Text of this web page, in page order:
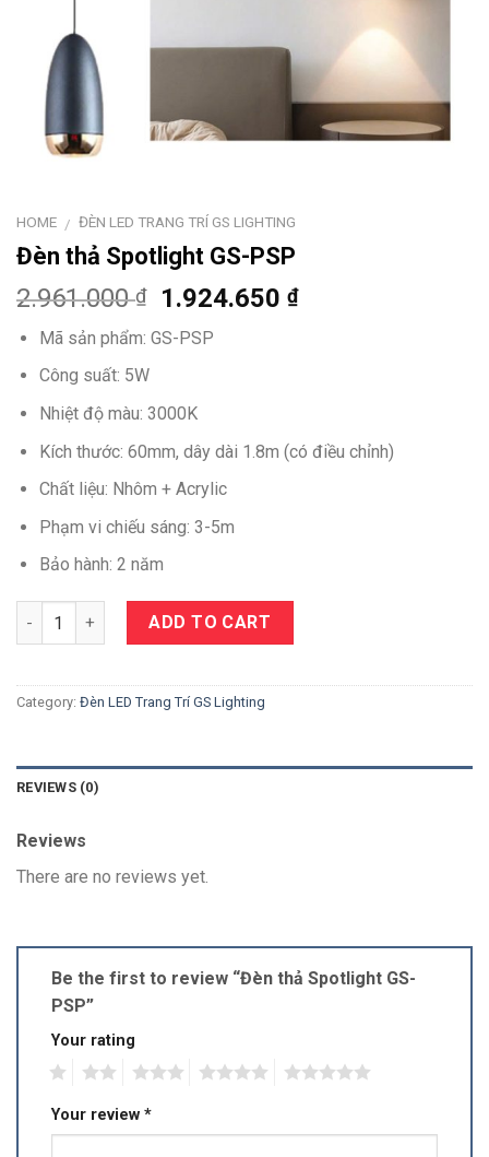
HOME / ĐÈN LED TRANG TRÍ GS LIGHTING
Đèn thả Spotlight GS-PSP
2.961.000₫ 1.924.650₫
Mã sản phẩm: GS-PSP
Công suất: 5W
Nhiệt độ màu: 3000K
Kích thước: 60mm, dây dài 1.8m (có điều chỉnh)
Chất liệu: Nhôm + Acrylic
Phạm vi chiếu sáng: 3-5m
Bảo hành: 2 năm
Quantity ADD TO CART
Category: Đèn LED Trang Trí GS Lighting
REVIEWS (0)
Reviews
There are no reviews yet.
Be the first to review “Đèn thả Spotlight GS-
PSP”
Your rating
Your review *